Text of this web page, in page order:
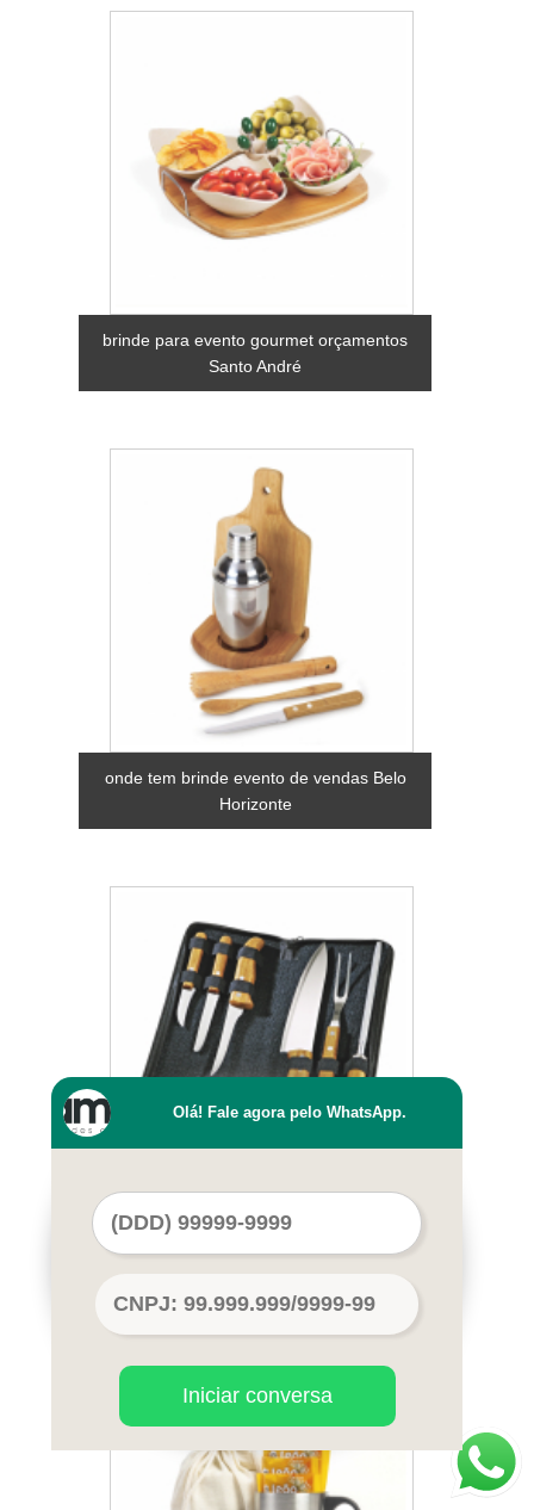
brinde para evento gourmet orçamentos
Santo André
onde tem brinde evento de vendas Belo
Horizonte
brindes para eventos corporativos São
Olá! Fale agora pelo WhatsApp.
Iniciar conversa